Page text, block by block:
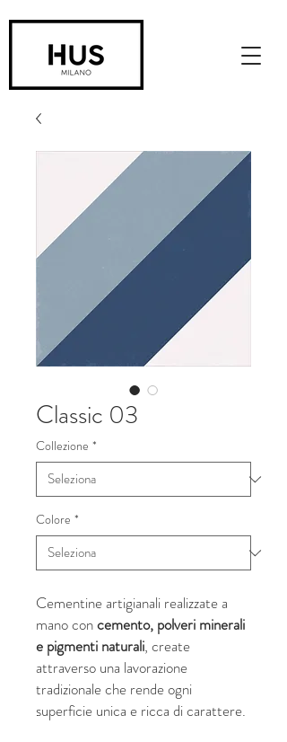
Classic 03
Collezione *
Colore *
Cementine artigianali realizzate a
mano concemento, polveri minerali
e pigmenti naturali, create
attraverso una lavorazione
tradizionale che rende ogni
superficie unica e ricca di carattere.